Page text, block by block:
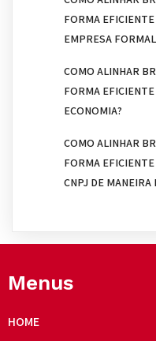
FORMA EFICIENTE
EMPRESA
COMO ALINHAR
FORMA EFICIENTE
ECONOMIA?
COMO ALINHAR
FORMA EFICIENTE
CNPJ DE MANEIRA
Menus
HOME